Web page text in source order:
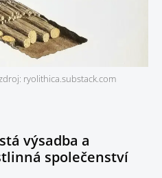
ryolithica.substack.com
výsadba a
společenství